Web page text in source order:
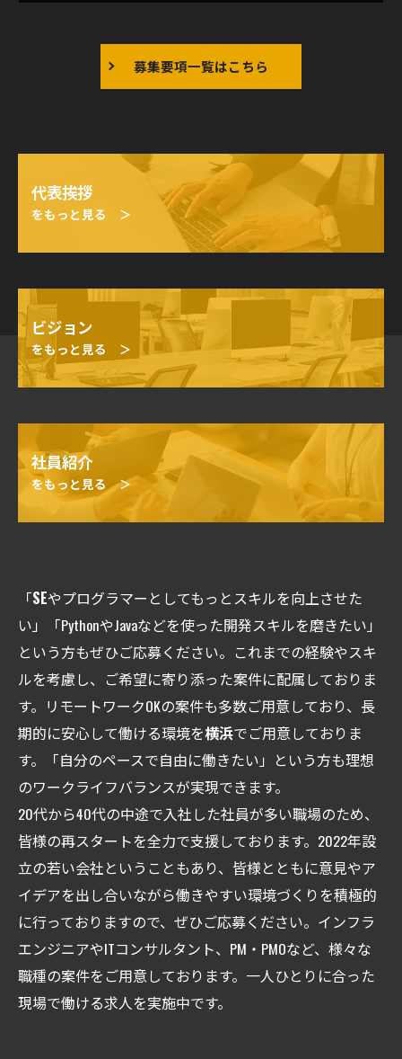
募集要項一覧はこちら
代表挨拶
をもっと見る ＞
ビジョン
をもっと見る ＞
社員紹介
をもっと見る ＞
「SEやプログラマーとしてもっとスキルを向上させた
い」「PythonやJavaなどを使った開発スキルを磨きたい」
という方もぜひご応募ください。これまでの経験やスキ
ルを考慮し、ご希望に寄り添った案件に配属しておりま
す。リモートワークOKの案件も多数ご用意しており、長
期的に安心して働ける環境を横浜でご用意しておりま
す。「自分のペースで自由に働きたい」という方も理想
のワークライフバランスが実現できます。
20代から40代の中途で入社した社員が多い職場のため、
皆様の再スタートを全力で支援しております。2022年設
立の若い会社ということもあり、皆様とともに意見やア
イデアを出し合いながら働きやすい環境づくりを積極的
に行っておりますので、ぜひご応募ください。インフラ
エンジニアやITコンサルタント、PM・PMOなど、様々な
職種の案件をご用意しております。一人ひとりに合った
現場で働ける求人を実施中です。